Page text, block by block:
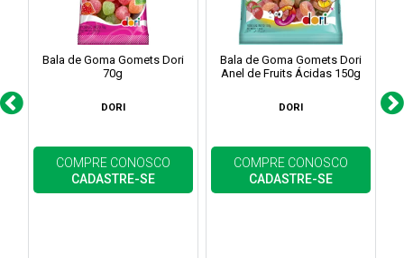
Bala de Goma Gomets Dori
70g
DORI
COMPRE CONOSCO
CADASTRE-SE
Bala de Goma Gomets Dori
Anel de Fruits Ácidas 150g
DORI
COMPRE CONOSCO
CADASTRE-SE